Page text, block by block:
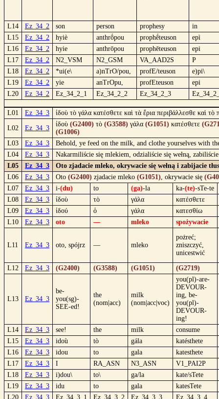
L14 Ez_34_2 son person prophesy
in
L15
Ez_34_2 hyiè anthrṓpou prophḗteuson
epì
L16
Ez_34_2 hyie anthrōpou prophēteuson
epi
L17
Ez_34_2 N2_VSM N2_GSM VA_AAD2S
P
L18
Ez_34_2 *ui(e\ a)nTrO/pou, profE/teuson
e)pi\
L19
Ez_34_2 yie anTrOpu, profEteuson
epi
L20
Ez_34_2 Ez_34_2_1 Ez_34_2_2 Ez_34_2_3
L01 Ez_34_3 ἰδοὺ τὸ γάλα κατέσθετε καὶ τὰ ἔρια περιβάλλεσθε καὶ
L02 Ez_34_3
ἰδοὺ (G2400) τὸ (G3588) γάλα (G1051) κατέσθετε
(G1006)
L03
Ez_34_3
Behold, ye feed on the milk, and clothe yourselves with
L04
Ez_34_3
Nakarmiliście się mlekiem, odzialiście się wełną,
L05
Ez_34_3
Oto zjadacie mleko, okrywacie się wełną i zabijacie
L06
Ez_34_3 Oto (G2400) zjadacie mleko (G1051), okrywacie się
L07
Ez_34_3 i-(du) to (ga)-la ka-(te)-sTe-te
L08
Ez_34_3 ἰδοὺ τὸ γάλα
κατέσθετε
L09
Ez_34_3 ἰδού ὁ γάλα
κατεσθίω
L10
Ez_34_3 oto — mleko spożywacie
L11 Ez_34_3 oto, spójrz — mleko
pożreć;
zniszczyć,
unicestwić
L12 Ez_34_3 (G2400) (G3588) (G1051) (G2719)
L13 Ez_34_3
be-
you(sg)-
SEE-ed!
the
(nom|acc)
milk
(nom|acc|voc)
you(pl)-are-
DEVOUR-
ing, be-
you(pl)-
DEVOUR-
ing!
L14
Ez_34_3 see! the milk
consume
L15
Ez_34_3 idoù tò gála
katésthete
L16
Ez_34_3 idou to gala
katesthete
L17
Ez_34_3 I RA_ASN N3_ASN
V1_PAI2P
L18
Ez_34_3 i)dou\ to\ ga/la
kate/sTete
L19
Ez_34_3 idu to gala
katesTete
L20
Ez_34_3 Ez_34_3_1 Ez_34_3_2 Ez_34_3_3 Ez_34_3_4